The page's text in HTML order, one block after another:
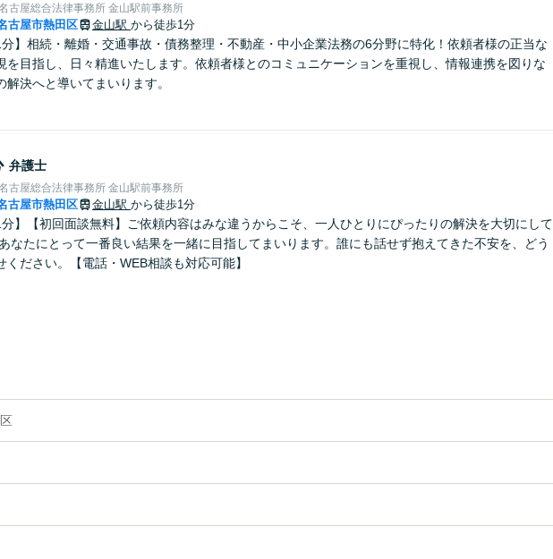
古屋総合法律事務所 金山駅前事務所
古屋市熱田区 金山駅 から徒歩1分
分】相続・離婚・交通事故・債務整理・不動産・中小企業法務の6分野に特化！依頼者様の正当な
を目指し、日々精進いたします。依頼者様とのコミュニケーションを重視し、情報連携を図りな
解決へと導いてまいります。
弁護士
古屋総合法律事務所 金山駅前事務所
古屋市熱田区 金山駅 から徒歩1分
分】【初回面談無料】ご依頼内容はみな違うからこそ、一人ひとりにぴったりの解決を大切にして
なたにとって一番良い結果を一緒に目指してまいります。誰にも話せず抱えてきた不安を、どう
ください。【電話・WEB相談も対応可能】